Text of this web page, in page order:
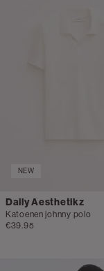
NEW
Daily Aesthetikz
Katoenen johnny polo
€39.95